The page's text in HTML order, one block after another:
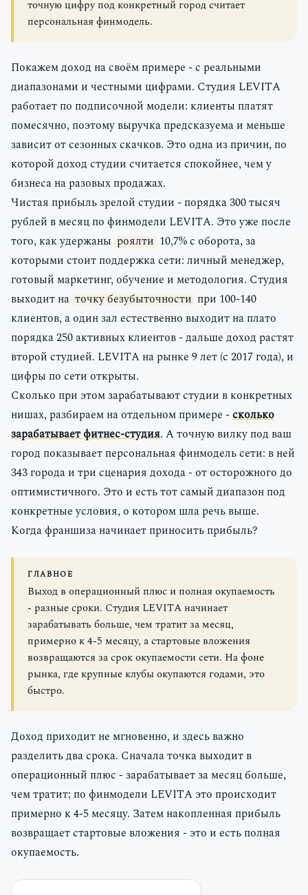
точную цифру под конкретный город считает
персональная финмодель.
Покажем доход на своём примере - с реальными
диапазонами и честными цифрами. Студия LEVITA
работает по подписочной модели: клиенты платят
помесячно, поэтому выручка предсказуема и меньше
зависит от сезонных скачков. Это одна из причин, по
которой доход студии считается спокойнее, чем у
бизнеса на разовых продажах.
Чистая прибыль зрелой студии - порядка 300 тысяч
рублей в месяц по финмодели LEVITA. Это уже после
того, как удержаны
роялти 10,7% с оборота, за
которыми стоит поддержка сети: личный менеджер,
готовый маркетинг, обучение и методология. Студия
выходит на точку безубыточности при 100-140
клиентов, а один зал естественно выходит на плато
порядка 250 активных клиентов - дальше доход растят
второй студией. LEVITA на рынке 9 лет (с 2017 года), и
цифры по сети открыты.
Сколько при этом зарабатывают студии в конкретных
нишах, разбираем на отдельном примере - сколько
зарабатывает фитнес-студия. А точную вилку под ваш
город показывает персональная финмодель сети: в ней
343 города и три сценария дохода - от осторожного до
оптимистичного. Это и есть тот самый диапазон под
конкретные условия, о котором шла речь выше.
Когда франшиза начинает приносить прибыль?
ГЛАВНОЕ
Выход в операционный плюс и полная окупаемость
- разные сроки. Студия LEVITA начинает
зарабатывать больше, чем тратит за месяц,
примерно к 4-5 месяцу, а стартовые вложения
возвращаются за срок окупаемости сети. На фоне
рынка, где крупные клубы окупаются годами, это
быстро.
Доход приходит не мгновенно, и здесь важно
разделить два срока. Сначала точка выходит в
операционный плюс - зарабатывает за месяц больше,
чем тратит; по финмодели LEVITA это происходит
примерно к 4-5 месяцу. Затем накопленная прибыль
возвращает стартовые вложения - это и есть полная
окупаемость.